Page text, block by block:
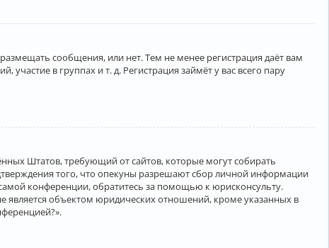
сообщения, или нет. Тем не менее регистрация даёт вам
в группах и т. д. Регистрация займёт у вас всего пару
Штатов, требующий от сайтов, которые могут собирать
того, что опекуны разрешают сбор личной информации
конференции, обратитесь за помощью к юрисконсульту.
объектом юридических отношений, кроме указанных в